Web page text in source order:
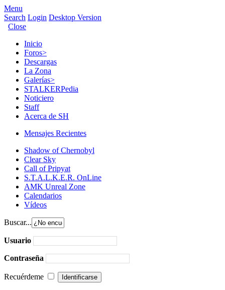
Menu
Search Login Desktop Version
Close
Inicio
Foros>
Descargas
La Zona
Galerías>
STALKERPedia
Noticiero
Staff
Acerca de SH
Mensajes Recientes
Shadow of Chernobyl
Clear Sky
Call of Pripyat
S.T.A.L.K.E.R. OnLine
AMK Unreal Zone
Calendarios
Vídeos
Buscar...
Usuario
Contraseña
Recuérdeme